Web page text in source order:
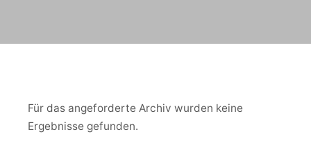
Für das angeforderte Archiv wurden keine
Ergebnisse gefunden.